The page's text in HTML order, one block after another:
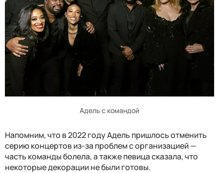
Адель с командой
Напомним, что в 2022 году Адель пришлось отменить
серию концертов из-за проблем с организацией —
часть команды болела, а также певица сказала, что
некоторые декорации не были готовы.